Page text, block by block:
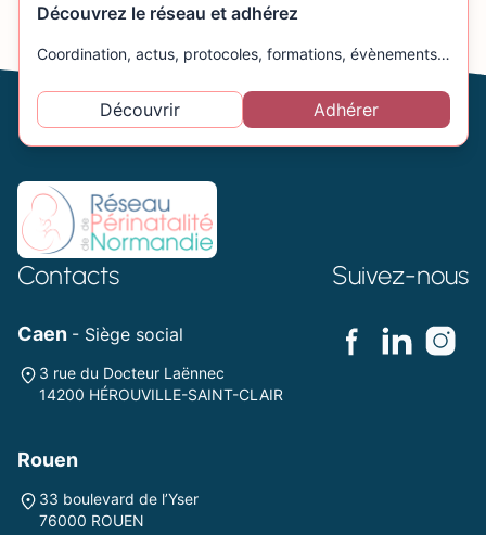
Découvrez le réseau et adhérez
Coordination, actus, protocoles, formations, évènements…
Découvrir Adhérer
Contacts
Caen - Siège social
3 rue du Docteur Laënnec
14200 HÉROUVILLE-SAINT-CLAIR
Rouen
33 boulevard de l’Yser
76000 ROUEN
Suivez-nous